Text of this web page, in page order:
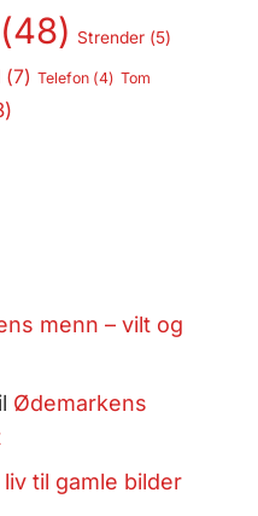
Strender(5)
(7) Telefon(4) Tom
menn – vilt og
Ødemarkens
til gamle bilder